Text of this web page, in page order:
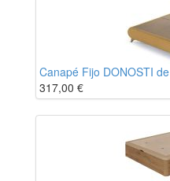
Canapé Fijo DONOSTI de
317,00 €